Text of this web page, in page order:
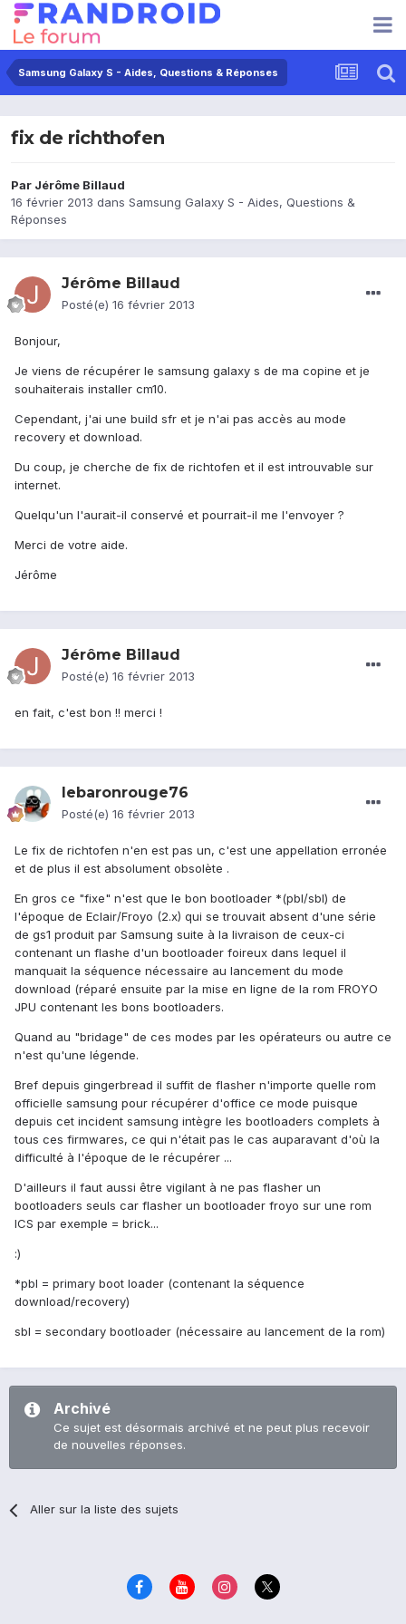
Samsung Galaxy S - Aides, Questions & Réponses
fix de richthofen
Par Jérôme Billaud
16 février 2013 dans Samsung Galaxy S - Aides, Questions &
Réponses
Jérôme Billaud
Posté(e) 16 février 2013
Bonjour,
Je viens de récupérer le samsung galaxy s de ma copine et je
souhaiterais installer cm10.
Cependant, j'ai une build sfr et je n'ai pas accès au mode
recovery et download.
Du coup, je cherche de fix de richtofen et il est introuvable sur
internet.
Quelqu'un l'aurait-il conservé et pourrait-il me l'envoyer ?
Merci de votre aide.
Jérôme
Jérôme Billaud
Posté(e) 16 février 2013
en fait, c'est bon !! merci !
lebaronrouge76
Posté(e) 16 février 2013
Le fix de richtofen n'en est pas un, c'est une appellation erronée
et de plus il est absolument obsolète .
En gros ce "fixe" n'est que le bon bootloader *(pbl/sbl) de
l'époque de Eclair/Froyo (2.x) qui se trouvait absent d'une série
de gs1 produit par Samsung suite à la livraison de ceux-ci
contenant un flashe d'un bootloader foireux dans lequel il
manquait la séquence nécessaire au lancement du mode
download (réparé ensuite par la mise en ligne de la rom FROYO
JPU contenant les bons bootloaders.
Quand au "bridage" de ces modes par les opérateurs ou autre ce
n'est qu'une légende.
Bref depuis gingerbread il suffit de flasher n'importe quelle rom
officielle samsung pour récupérer d'office ce mode puisque
depuis cet incident samsung intègre les bootloaders complets à
tous ces firmwares, ce qui n'était pas le cas auparavant d'où la
difficulté à l'époque de le récupérer ...
D'ailleurs il faut aussi être vigilant à ne pas flasher un
bootloaders seuls car flasher un bootloader froyo sur une rom
ICS par exemple = brick...
:)
*pbl = primary boot loader (contenant la séquence
download/recovery)
sbl = secondary bootloader (nécessaire au lancement de la rom)
Archivé
Ce sujet est désormais archivé et ne peut plus recevoir
de nouvelles réponses.
Aller sur la liste des sujets